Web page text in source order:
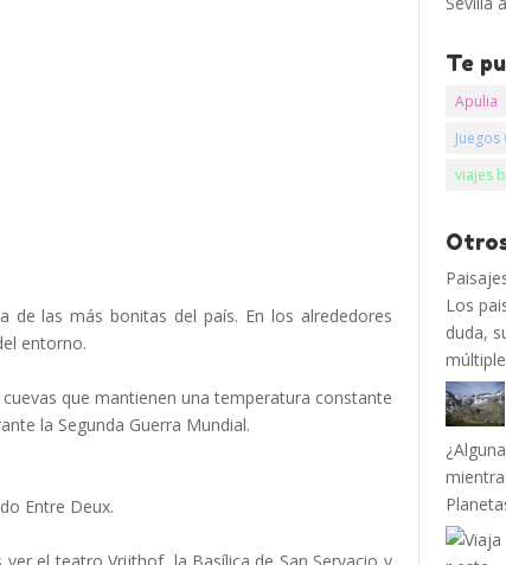
de las más bonitas del país. En los alrededores
entorno.
que mantienen una temperatura constante
la Segunda Guerra Mundial.
Entre Deux.
Te
Apulia
viajes
Los
duda,